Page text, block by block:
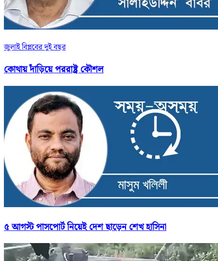
জুলাই বিপ্লবের দুই বছর
কোথায় দাঁড়িয়ে পররাষ্ট্র কৌশল
৫ আগস্ট পাসপোর্ট নিয়েই দেশ ছাড়েন শেখ হাসিনা